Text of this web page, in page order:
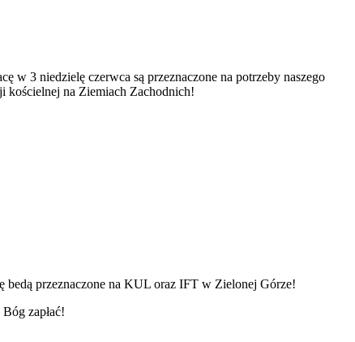
w 3 niedzielę czerwca są przeznaczone na potrzeby naszego
kościelnej na Ziemiach Zachodnich!
przeznaczone na KUL oraz IFT w Zielonej Górze!
zapłać!